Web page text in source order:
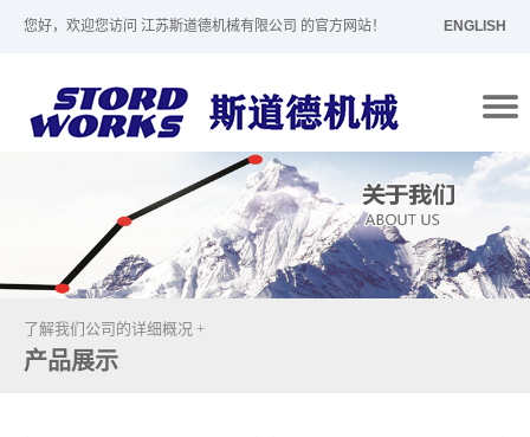
您好，欢迎您访问 江苏斯道德机械有限公司 的官方网站！ ENGLISH
了解我们公司的详细概况 +
产品展示